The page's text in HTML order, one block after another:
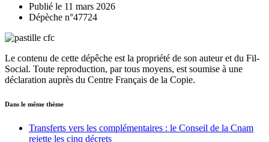
Publié le 11 mars 2026
Dépèche n°47724
Le contenu de cette dépêche est la propriété de son auteur et du Fil-
Social. Toute reproduction, par tous moyens, est soumise à une
déclaration auprès du Centre Français de la Copie.
Dans le même thème
Transferts vers les complémentaires : le Conseil de la Cnam
rejette les cinq décrets